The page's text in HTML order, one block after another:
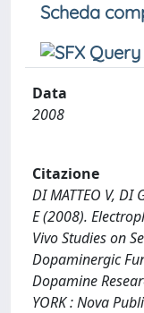
Scheda
Data
2008
Citazione
DI MATTEO V, DI
E (2008).
Vivo Studies on
Dopaminergic
Dopamine
YORK : Nova